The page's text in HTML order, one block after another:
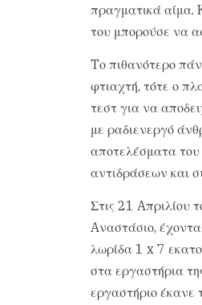
πραγματικά αίμα.
του μπορούσε να
Tο πιθανότερο
φτιαχτή, τότε ο
τεστ για να
με ραδιενεργό
αποτελέσματα
αντιδράσεων και
Στις 21 Aπριλίου
Aναστάσιο,
λωρίδα 1 x 7
στα εργαστήρια
εργαστήριο έκανε